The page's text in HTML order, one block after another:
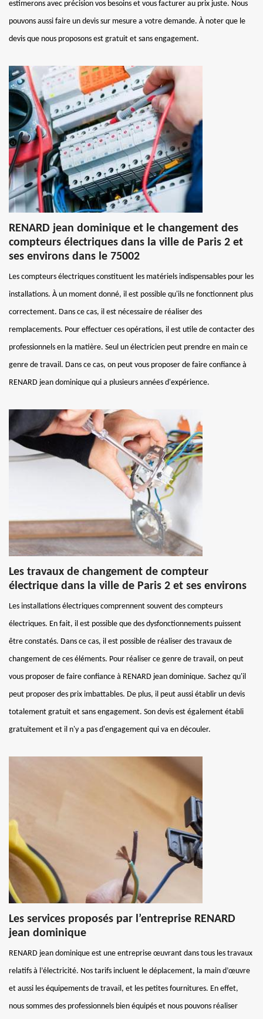
estimerons avec précision vos besoins et vous facturer au prix juste. Nous
pouvons aussi faire un devis sur mesure a votre demande. À noter que le
devis que nous proposons est gratuit et sans engagement.
RENARD jean dominique et le changement des
compteurs électriques dans la ville de Paris 2 et
ses environs dans le 75002
Les compteurs électriques constituent les matériels indispensables pour les
installations. À un moment donné, il est possible qu'ils ne fonctionnent plus
correctement. Dans ce cas, il est nécessaire de réaliser des
remplacements. Pour effectuer ces opérations, il est utile de contacter des
professionnels en la matière. Seul un électricien peut prendre en main ce
genre de travail. Dans ce cas, on peut vous proposer de faire confiance à
RENARD jean dominique qui a plusieurs années d'expérience.
Les travaux de changement de compteur
électrique dans la ville de Paris 2 et ses environs
Les installations électriques comprennent souvent des compteurs
électriques. En fait, il est possible que des dysfonctionnements puissent
être constatés. Dans ce cas, il est possible de réaliser des travaux de
changement de ces éléments. Pour réaliser ce genre de travail, on peut
vous proposer de faire confiance à RENARD jean dominique. Sachez qu'il
peut proposer des prix imbattables. De plus, il peut aussi établir un devis
totalement gratuit et sans engagement. Son devis est également établi
gratuitement et il n'y a pas d'engagement qui va en découler.
Les services proposés par l’entreprise RENARD
jean dominique
RENARD jean dominique est une entreprise œuvrant dans tous les travaux
relatifs à l’électricité. Nos tarifs incluent le déplacement, la main d’œuvre
et aussi les équipements de travail, et les petites fournitures. En effet,
nous sommes des professionnels bien équipés et nous pouvons réaliser